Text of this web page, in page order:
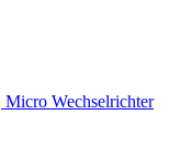
Micro Wechselrichter